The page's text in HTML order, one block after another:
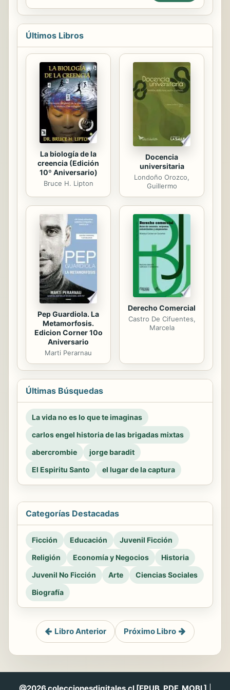
confidenciales. Masones defiende la
existencia de unas poderosas logias
todo, a los poderosos del mundo
político y financiero (el listado es
impactante) e influyen decisivamente
en el curso de los acontecimientos
mundiales. En el seno de la
masonería el enfrentamiento entre
sus respectivas logias
internacionales es feroz: de un lado,
los conservadores...
Últimos Libros
La biología de la
creencia (Edición
10º Aniversario)
Bruce H. Lipton
Docencia
universitaria
Londoño Orozco,
Guillermo
Pep Guardiola. La
Metamorfosis.
Edicion Corner 10o
Aniversario
Marti Perarnau
Derecho Comercial
Castro De Cifuentes,
Marcela
Últimas Búsquedas
La vida no es lo que te imaginas
carlos engel historia de las brigadas mixtas
abercrombie
jorge baradit
El Espiritu Santo
el lugar de la captura
Categorías Destacadas
Ficción Educación
Juvenil Ficción
Religión
Economía y Negocios
Historia
Juvenil No Ficción
Arte
Ciencias Sociales
Biografía
Libro Anterior Próximo Libro
@2026 coleccionesdigitales.cl [EPUB, PDF, MOBI ]